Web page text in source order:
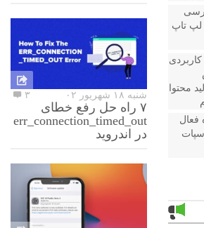
تاپ
محتوا
فعال
شنبه ۱۸ شهریور ۰۲ ۳
۷ راه حل رفع خطای
err_connection_timed_out
در اندروید